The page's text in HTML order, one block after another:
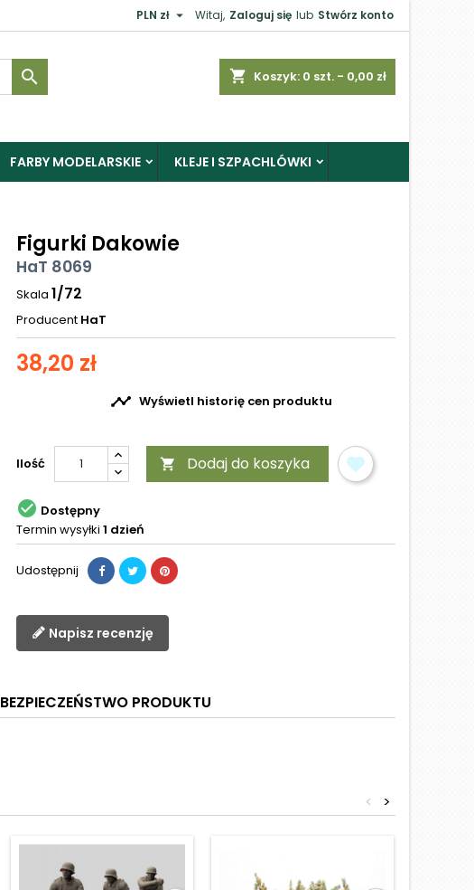
Witaj, Zaloguj się lub Stwórz konto
PLN zł 
shopping_cart Koszyk: 0 szt. - 0,00 zł

FARBY MODELARSKIE KLEJE I SZPACHLÓWKI
Figurki Dakowie
HaT 8069
Skala 1/72
Producent HaT
38,20 zł
 Wyświetl historię cen produktu
Ilość  Dodaj do koszyka
 Dostępny
Termin wysyłki 1 dzień
Udostępnij
Napisz recenzję
BEZPIECZEŃSTWO PRODUKTU
>
<